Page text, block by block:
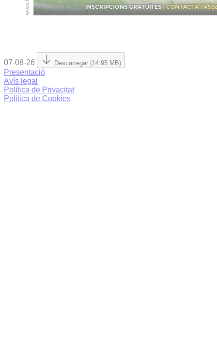
07-08-26 Descarregar (14.95 MB)
Presentació
Avís legal
Política de Privacitat
Política de Cookies